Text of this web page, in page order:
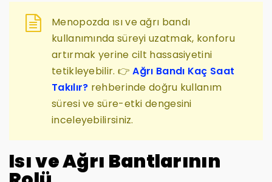
Menopozda ısı ve ağrı bandı
kullanımında süreyi uzatmak, konforu
artırmak yerine cilt hassasiyetini
tetikleyebilir. 👉Ağrı Bandı Kaç Saat
Takılır? rehberinde doğru kullanım
süresi ve süre-etki dengesini
inceleyebilirsiniz.
Isı ve Ağrı Bantlarının